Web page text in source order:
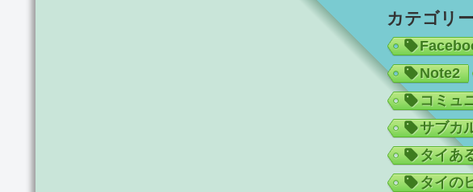
カテゴリ
Note2
コミュ
サブカ
タイあ
タイの